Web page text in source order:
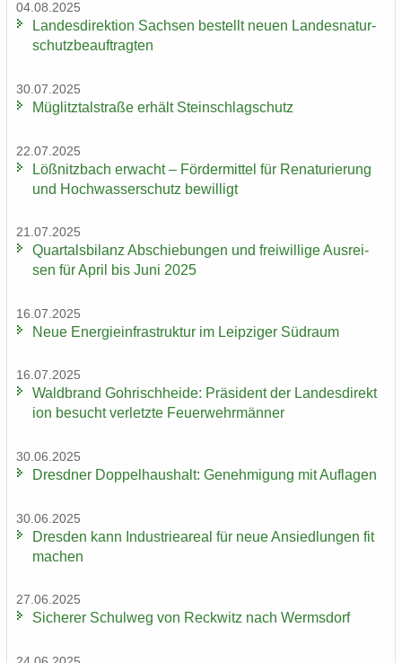
04.08.2025
Lan­des­di­rek­ti­on Sach­sen be­stellt neuen Lan­des­na­tur­
schutz­be­auf­trag­ten
30.07.2025
Müg­litz­tal­stra­ße er­hält Stein­schlag­schutz
22.07.2025
Löß­nitz­bach er­wacht – För­der­mit­tel für Re­na­tu­rie­rung
und Hoch­was­ser­schutz be­wil­ligt
21.07.2025
Quar­tals­bi­lanz Ab­schie­bun­gen und frei­wil­li­ge Aus­rei­
sen für April bis Juni 2025
16.07.2025
Neue En­er­gie­in­fra­struk­tur im Leip­zi­ger Süd­raum
16.07.2025
Wald­brand Gohrisch­hei­de: Prä­si­dent der Lan­des­di­rek­t
i­on be­sucht ver­letz­te Feu­er­wehr­män­ner
30.06.2025
Dresd­ner Dop­pel­haus­halt: Ge­neh­mi­gung mit Auf­la­gen
30.06.2025
Dres­den kann In­dus­trie­are­al für neue An­sied­lun­gen fit
ma­chen
27.06.2025
Si­che­rer Schul­weg von Reck­witz nach Werms­dorf